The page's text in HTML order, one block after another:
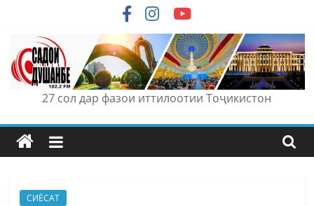
content
27 сол дар фазои иттилоотии Тоҷикистон
СИЁСАТ